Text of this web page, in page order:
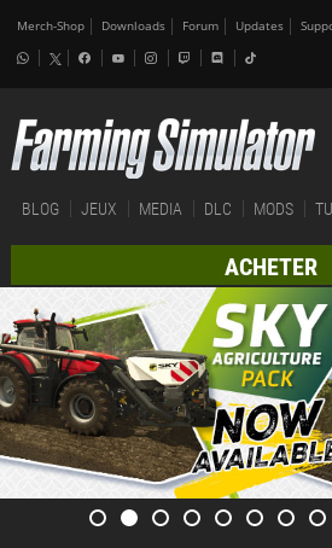
Merch-Shop Downloads Forum Updates
BLOG JEUX MEDIA DLC MODS
ACHETER